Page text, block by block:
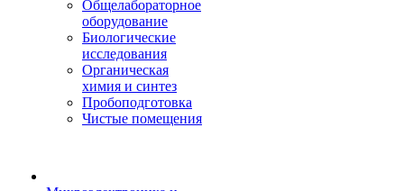
Общелабораторное
оборудование
Биологические
исследования
Органическая
химия и синтез
Пробоподготовка
Чистые помещения